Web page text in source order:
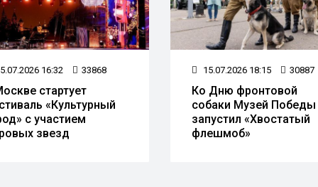
16:32 33868
стартует
«Культурный
с участием
звезд
15.07.2026 18:15 30887
Ко Дню фронтовой
собаки Музей Победы
запустил «Хвостатый
флешмоб»